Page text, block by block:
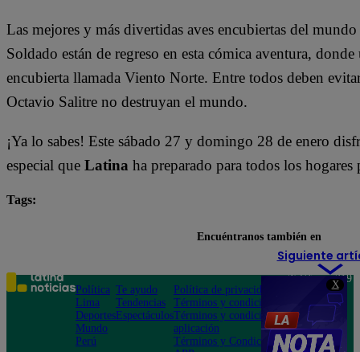
X
Las mejores y más divertidas aves encubiertas del
Soldado están de regreso en esta cómica aventura,
encubierta llamada Viento Norte. Entre todos deben
Octavio Salitre no destruyan el mundo.
¡Ya lo sabes! Este sábado 27 y domingo 28 de enero
especial que Latina ha preparado para todos los
Tags:
Siguiente
Encuéntranos también en
Política
Lima
Deportes
Mundo
Perú
Te ayudo
Tendencias
Espectáculos
Política de privacidad
Términos y condiciones
Términos y condiciones
aplicación
Términos y Condiciones
Teléfono: 219
Av. San
Felipe 968
Jesús María